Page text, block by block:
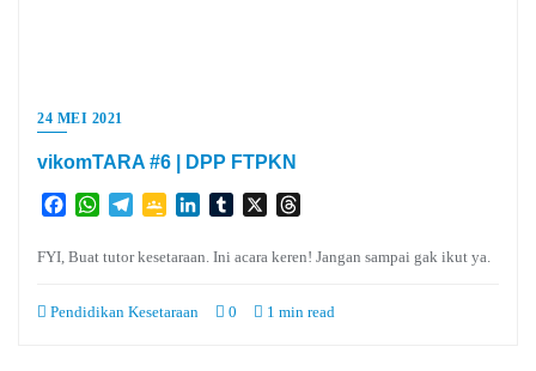
24 MEI 2021
vikomTARA #6 | DPP FTPKN
FacebookWhatsApp
TelegramGoogleLinkedInTumblr
X
FYI, Buat tutor kesetaraan. Ini acara keren! Jangan sampai gak ikut ya.
Pendidikan Kesetaraan 0 1 min read